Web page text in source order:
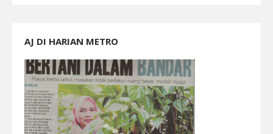
AJ DI HARIAN METRO